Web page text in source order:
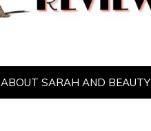
ABOUT SARAH AND BEAUTY